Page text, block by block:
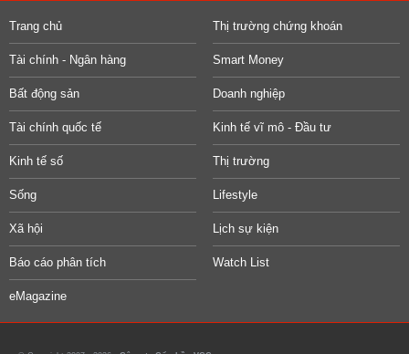
Trang chủ Thị trường chứng khoán
Tài chính - Ngân hàng Smart Money
Bất động sản Doanh nghiệp
Tài chính quốc tế Kinh tế vĩ mô - Đầu tư
Kinh tế số Thị trường
Sống Lifestyle
Xã hội Lịch sự kiện
Báo cáo phân tích Watch List
eMagazine